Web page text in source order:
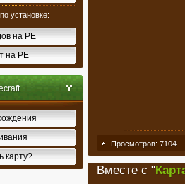
установке:
на PE
на PE
карту?
Просмотров: 7104
Вместе с "